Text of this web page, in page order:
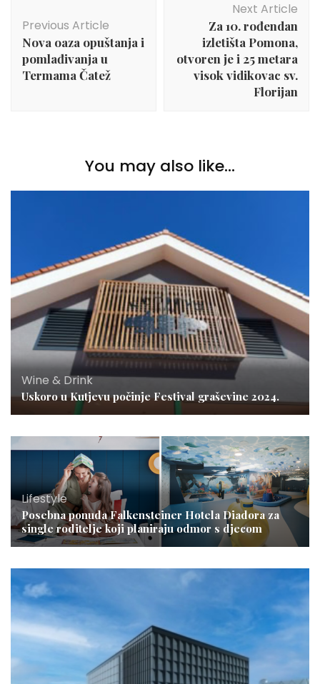
Navigation
Previous Article
Nova oaza opuštanja i
pomlađivanja u
Termama Čatež
Next Article
Za 10. rođendan
izletišta Pomona,
otvoren je i 25 metara
visok vidikovac sv.
Florijan
You may also like...
Wine & Drink
Uskoro u Kutjevu počinje Festival graševine 2024.
Lifestyle
Posebna ponuda Falkensteiner Hotela Diadora za
single roditelje koji planiraju odmor s djecom